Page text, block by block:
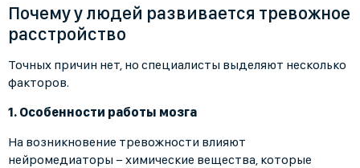
Почему у людей развивается тревожное
расстройство
Точных причин нет, но специалисты выделяют несколько
факторов.
1. Особенности работы мозга
На возникновение тревожности влияют
нейромедиаторы − химические вещества, которые